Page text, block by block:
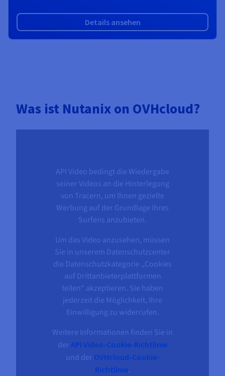
Details ansehen
Was ist Nutanix on OVHcloud?
API Video bedingt die Wiedergabe
seiner Videos an die Hinterlegung
von Tracern, um Ihnen gezielte
Werbung auf der Grundlage Ihres
Surfens anzubieten.
Um das Video anzusehen, müssen
Sie in unserem Datenschutzcenter
die Datenschutzkategorie „Cookies
auf Drittanbieterplattformen
teilen“ akzeptieren. Sie haben
jederzeit die Möglichkeit, Ihre
Einwilligung zu widerrufen.
Weitere Informationen finden Sie in
der API Video-Cookie-Richtlinie
und der OVHcloud-Cookie-
Richtlinie.